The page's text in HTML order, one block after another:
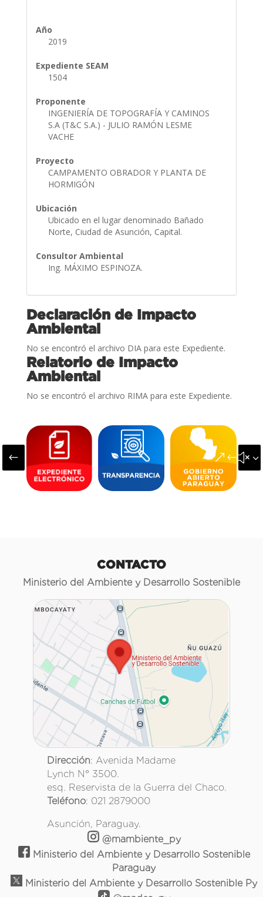
Año
2019
Expediente SEAM
1504
Proponente
INGENIERÍA DE TOPOGRAFÍA Y CAMINOS
S.A (T&C S.A.) - JULIO RAMÓN LESME
VACHE
Proyecto
CAMPAMENTO OBRADOR Y PLANTA DE
HORMIGÓN
Ubicación
Ubicado en el lugar denominado Bañado
Norte, Ciudad de Asunción, Capital.
Consultor Ambiental
Ing. MÁXIMO ESPINOZA.
Declaración de Impacto
Ambiental
No se encontró el archivo DIA para este Expediente.
Relatorio de Impacto
Ambiental
No se encontró el archivo RIMA para este Expediente.
#
CONTACTO
Ministerio del Ambiente y Desarrollo Sostenible
Dirección: Avenida Madame
Lynch N° 3500.
esq. Reservista de la Guerra del Chaco.
Teléfono: 021 2879000
Asunción, Paraguay.
@mambiente_py
Ministerio del Ambiente y Desarrollo Sostenible
Paraguay
Ministerio del Ambiente y Desarrollo Sostenible Py